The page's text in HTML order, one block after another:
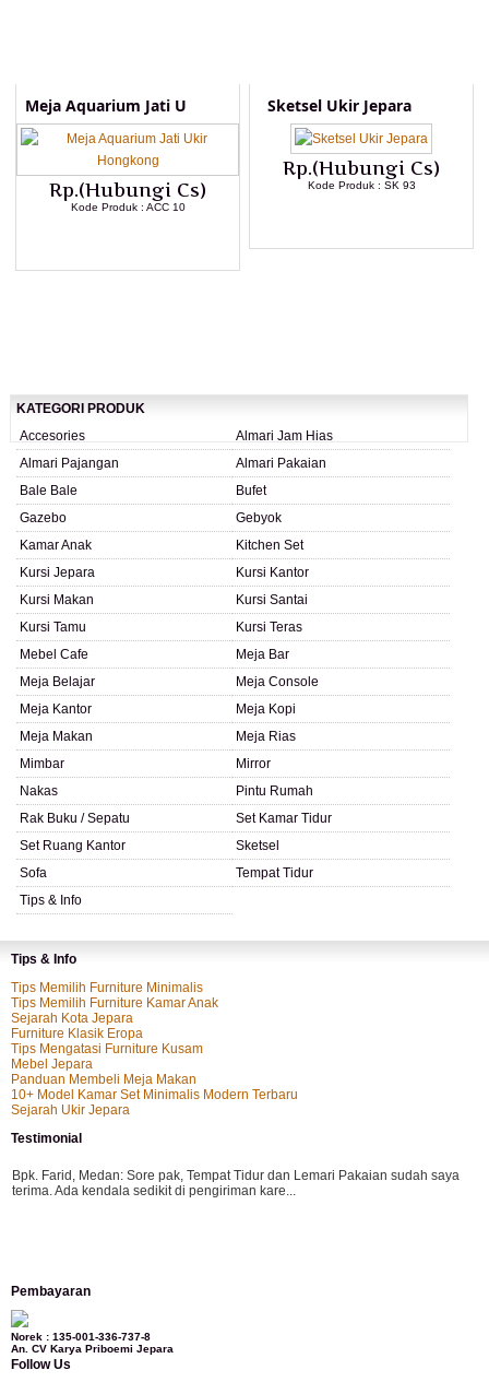
Meja Aquarium Jati U
Rp.(Hubungi Cs)
Kode Produk : ACC 10
Sketsel Ukir Jepara
Rp.(Hubungi Cs)
Kode Produk : SK 93
KATEGORI PRODUK
Accesories
Almari Jam Hias
Almari Pajangan
Almari Pakaian
Bale Bale
Bufet
Gazebo
Gebyok
Kamar Anak
Kitchen Set
Kursi Jepara
Kursi Kantor
Kursi Makan
Kursi Santai
Kursi Tamu
Kursi Teras
Mebel Cafe
Meja Bar
Meja Belajar
Meja Console
Meja Kantor
Meja Kopi
Meja Makan
Meja Rias
Mimbar
Mirror
Nakas
Pintu Rumah
Rak Buku / Sepatu
Set Kamar Tidur
Set Ruang Kantor
Sketsel
Sofa
Tempat Tidur
Tips & Info
Tips & Info
Tips Memilih Furniture Minimalis
Tips Memilih Furniture Kamar Anak
Sejarah Kota Jepara
Furniture Klasik Eropa
Tips Mengatasi Furniture Kusam
Mebel Jepara
Panduan Membeli Meja Makan
10+ Model Kamar Set Minimalis Modern Terbaru
Sejarah Ukir Jepara
Testimonial
Bpk. Farid, Medan: Sore pak, Tempat Tidur dan Lemari Pakaian sudah saya
terima. Ada kendala sedikit di pengiriman kare...
kursi teras saya sudah saya terima dan p...
Pembayaran
Norek : 135-001-336-737-8
An. CV Karya Priboemi Jepara
Follow Us